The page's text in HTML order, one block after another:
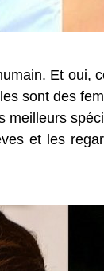
Et
sont des
meilleurs
et les